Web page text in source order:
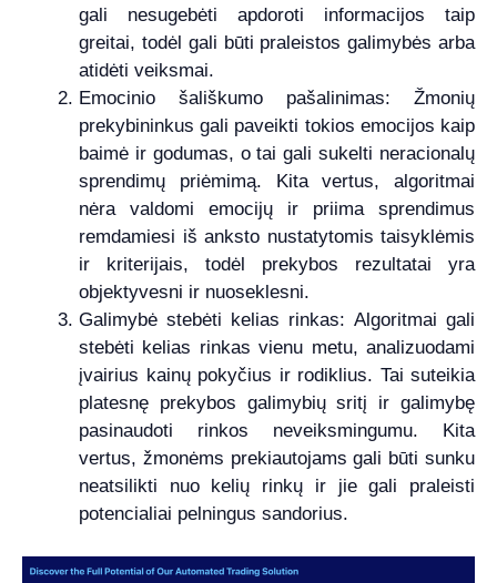
gali nesugebėti apdoroti informacijos taip
greitai, todėl gali būti praleistos galimybės arba
atidėti veiksmai.
Emocinio šališkumo pašalinimas: Žmonių
prekybininkus gali paveikti tokios emocijos kaip
baimė ir godumas, o tai gali sukelti neracionalų
sprendimų priėmimą. Kita vertus, algoritmai
nėra valdomi emocijų ir priima sprendimus
remdamiesi iš anksto nustatytomis taisyklėmis
ir kriterijais, todėl prekybos rezultatai yra
objektyvesni ir nuoseklesni.
Galimybė stebėti kelias rinkas: Algoritmai gali
stebėti kelias rinkas vienu metu, analizuodami
įvairius kainų pokyčius ir rodiklius. Tai suteikia
platesnę prekybos galimybių sritį ir galimybę
pasinaudoti rinkos neveiksmingumu. Kita
vertus, žmonėms prekiautojams gali būti sunku
neatsilikti nuo kelių rinkų ir jie gali praleisti
potencialiai pelningus sandorius.